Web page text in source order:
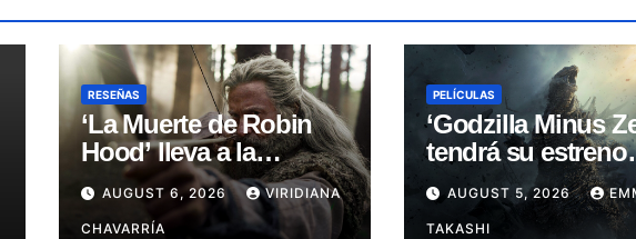
RESEÑAS
‘La Muerte de Robin
Hood’ lleva a la
leyenda a su capítulo
más oscuro (Reseña)
AUGUST 6, 2026 VIRIDIANA
CHAVARRÍA
PELÍCULAS
‘Godzilla Minus
tendrá su estreno
mundial en el
de Cine de Nueva
AUGUST 5, 2026
TAKASHI